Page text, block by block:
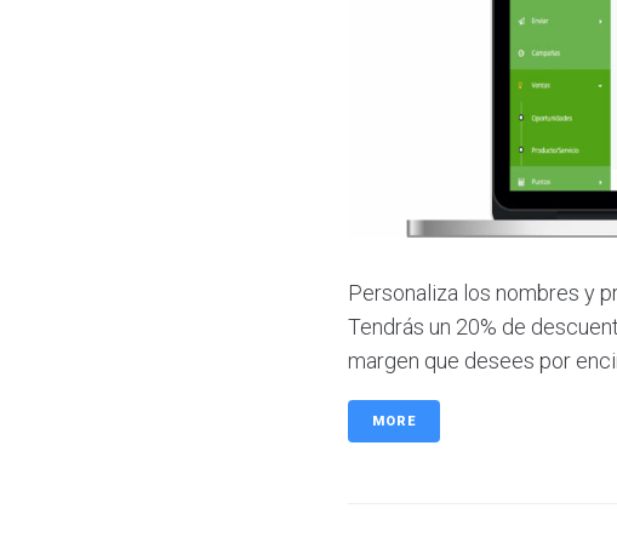
Personaliza los nombres y
Tendrás un 20% de
margen que desees por
MORE